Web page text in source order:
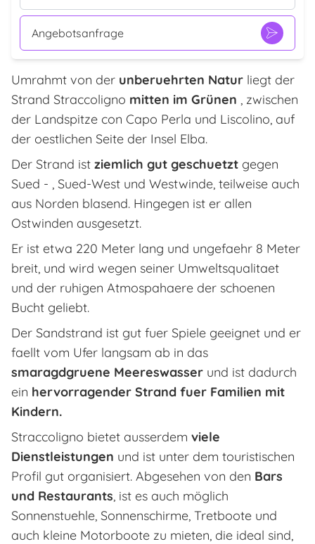
Umrahmt von der unberuehrten Natur liegt der
Strand Straccoligno mitten im Grünen , zwischen
der Landspitze con Capo Perla und Liscolino, auf
der oestlichen Seite der Insel Elba.
Der Strand ist ziemlich gut geschuetzt gegen
Sued - , Sued-West und Westwinde, teilweise auch
aus Norden blasend. Hingegen ist er allen
Ostwinden ausgesetzt.
Er ist etwa 220 Meter lang und ungefaehr 8 Meter
breit, und wird wegen seiner Umweltsqualitaet
und der ruhigen Atmospahaere der schoenen
Bucht geliebt.
Der Sandstrand ist gut fuer Spiele geeignet und er
faellt vom Ufer langsam ab in das
smaragdgruene Meereswasser und ist dadurch
ein hervorragender Strand fuer Familien mit
Kindern.
Straccoligno bietet ausserdem viele
Dienstleistungen und ist unter dem touristischen
Profil gut organisiert. Abgesehen von den Bars
und Restaurants, ist es auch möglich
Sonnenstuehle, Sonnenschirme, Tretboote und
auch kleine Motorboote zu mieten, die ideal sind,
Angebotsanfrage